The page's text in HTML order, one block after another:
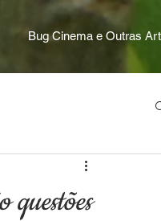
Bug Cinema e Outras